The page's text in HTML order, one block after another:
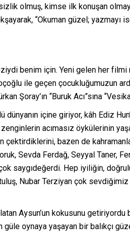
olmuş, kimse ilk konuşan
“Okuman güzel; yazmayı
benim için. Yeni gelen her
ile geçen çocukluğumuzun
Şoray’ın “Buruk Acı”sına
dünyanın içine giriyor, kâh Ediz
acımasız öykülerinin
bazen de
Sevda Ferdağ, Seyyal Taner, Feri
saygıdeğerdi. Hep iyiliğin,
Nubar Terziyan çok sevdiğimiz
Aysun’un kokusunu
oynaya yaşayan bir balıkçı